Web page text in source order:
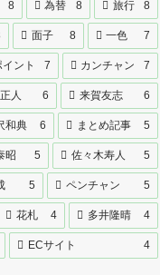
8 為替 8 旅行 8
面子 8 一色 7
イント 7 カンチャン 7
人 6 来賀友志 6
和典 6 まとめ記事 5
昭 5 佐々木寿人 5
5 ペンチャン 5
花札 4 多井隆晴 4
ECサイト 4